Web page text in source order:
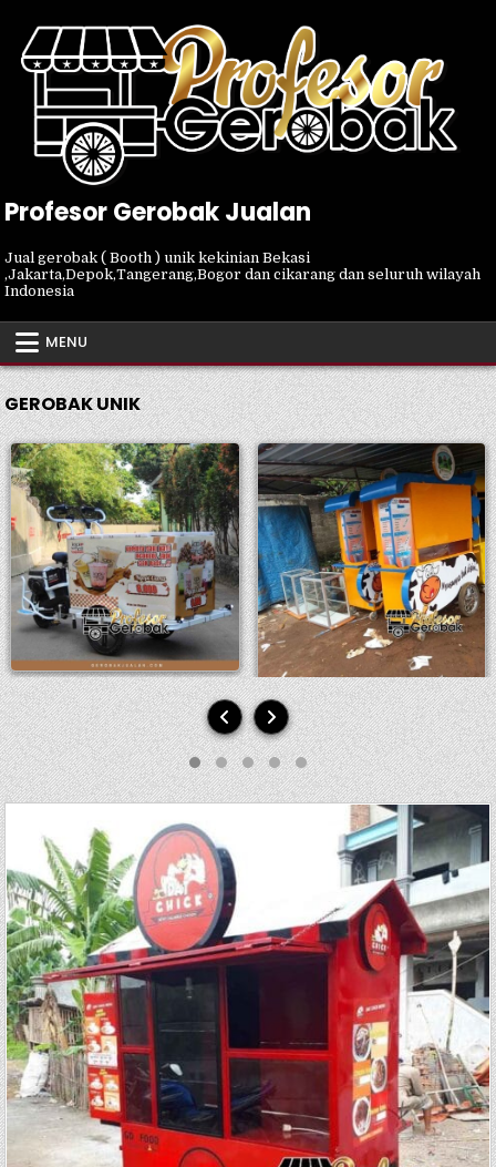
content
Profesor Gerobak Jualan
Jual gerobak ( Booth ) unik kekinian Bekasi
,Jakarta,Depok,Tangerang,Bogor dan cikarang dan seluruh wilayah
Indonesia
MENU
GEROBAK UNIK